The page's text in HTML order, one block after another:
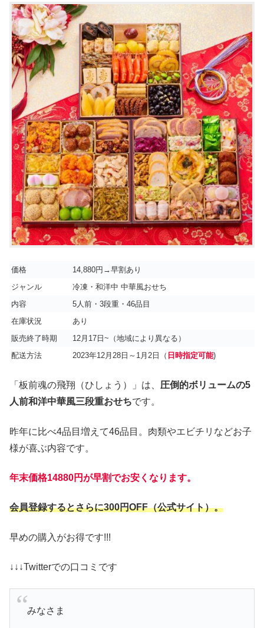
価格
14,880円→早割あり
ジャンル
冷凍・和洋中 中華風おせち
内容
5人前・3段重・46品目
在庫状況
あり
販売終了時期
12月17日~（地域により異なる）
配送方法
2023年12月28日～1月2日（ 日時指定可能)
「板前魂の飛翔（ひしょう）」は、 圧倒的ボリュームの5
人前和洋中華風三段重おせちです。
昨年に比べ4品目増えて46品目。肉類やエビチリなどお子
様が喜ぶ内容です。
年末価格14880円が早割でお安くなります。
会員登録するとさらに300円OFF（公式サイト）。
早めの購入がお得です!!!
↓↓↓Twitterでの口コミです
みなさま